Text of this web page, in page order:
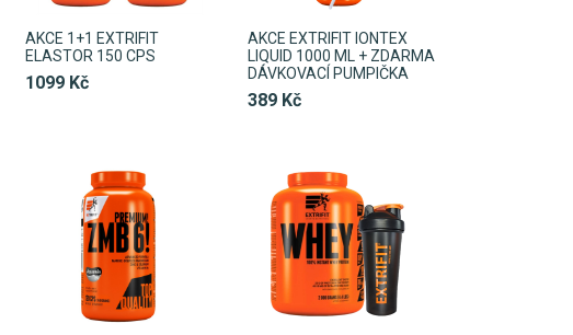
AKCE 1+1 EXTRIFIT
ELASTOR 150 CPS
1099 Kč
AKCE EXTRIFIT IONTEX
LIQUID 1000 ML + ZDARMA
DÁVKOVACÍ PUMPIČKA
389 Kč